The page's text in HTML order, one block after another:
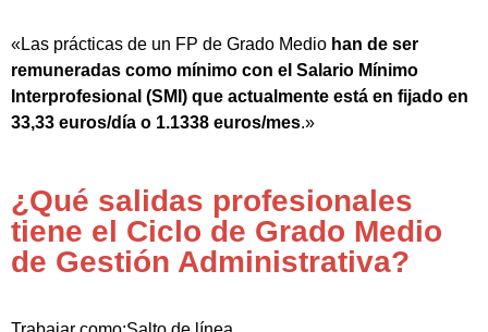
«Las prácticas de un FP de Grado Medio han de ser
remuneradas como mínimo con el Salario Mínimo
Interprofesional (SMI) que actualmente está en fijado en
33,33 euros/día o 1.1338 euros/mes.»
¿Qué salidas profesionales
tiene el Ciclo de Grado Medio
de Gestión Administrativa?